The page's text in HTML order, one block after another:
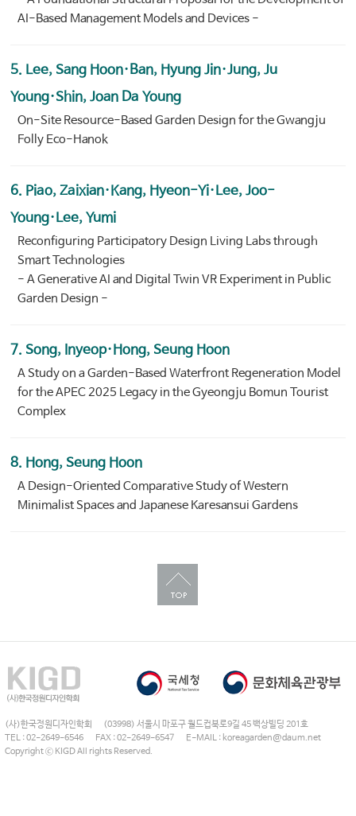
AI-Based Management Models and Devices -
5. Lee, Sang Hoon·Ban, Hyung Jin·Jung, Ju
Young·Shin, Joan Da Young
On-Site Resource-Based Garden Design for the Gwangju
Folly Eco-Hanok
6. Piao, Zaixian·Kang, Hyeon-Yi·Lee, Joo-
Young·Lee, Yumi
Reconfiguring Participatory Design Living Labs through
Smart Technologies
- A Generative AI and Digital Twin VR Experiment in Public
Garden Design -
7. Song, Inyeop·Hong, Seung Hoon
A Study on a Garden-Based Waterfront Regeneration Model
for the APEC 2025 Legacy in the Gyeongju Bomun Tourist
Complex
8. Hong, Seung Hoon
A Design-Oriented Comparative Study of Western
Minimalist Spaces and Japanese Karesansui Gardens
(사)한국정원디자인학회 (03998) 서울시 마포구 월드컵북로9길 45 백상빌딩 201호
TEL : 02-2649-6546 FAX : 02-2649-6547 E-MAIL : koreagarden@daum.net
Copyright ⓒ KIGD All rights Reserved.